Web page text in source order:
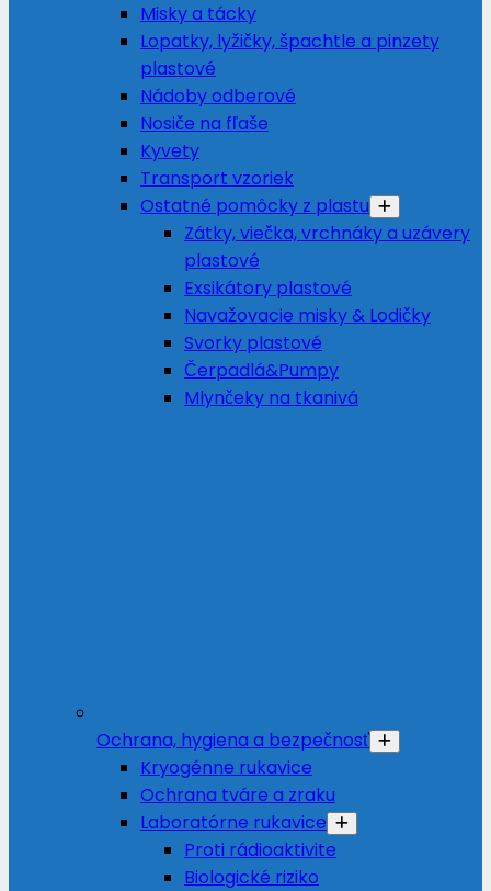
Misky a tácky
Lopatky, lyžičky, špachtle a pinzety
plastové
Nádoby odberové
Nosiče na fľaše
Kyvety
Transport vzoriek
Ostatné pomôcky z plastu
Zátky, viečka, vrchnáky a uzávery
plastové
Exsikátory plastové
Navažovacie misky & Lodičky
Svorky plastové
Čerpadlá&Pumpy
Mlynčeky na tkanivá
Ochrana, hygiena a bezpečnosť
Kryogénne rukavice
Ochrana tváre a zraku
Laboratórne rukavice
Proti rádioaktivite
Biologické riziko